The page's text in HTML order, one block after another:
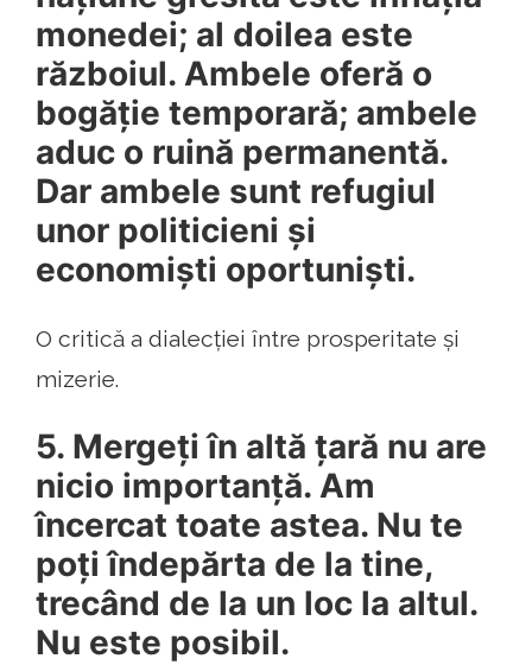
monedei; al doilea este
războiul. Ambele oferă o
bogăție temporară; ambele
aduc o ruină permanentă.
Dar ambele sunt refugiul
unor politicieni și
economiști oportuniști.
O critică a dialecției între prosperitate și
mizerie.
5. Mergeți în altă țară nu are
nicio importanță. Am
încercat toate astea. Nu te
poți îndepărta de la tine,
trecând de la un loc la altul.
Nu este posibil.